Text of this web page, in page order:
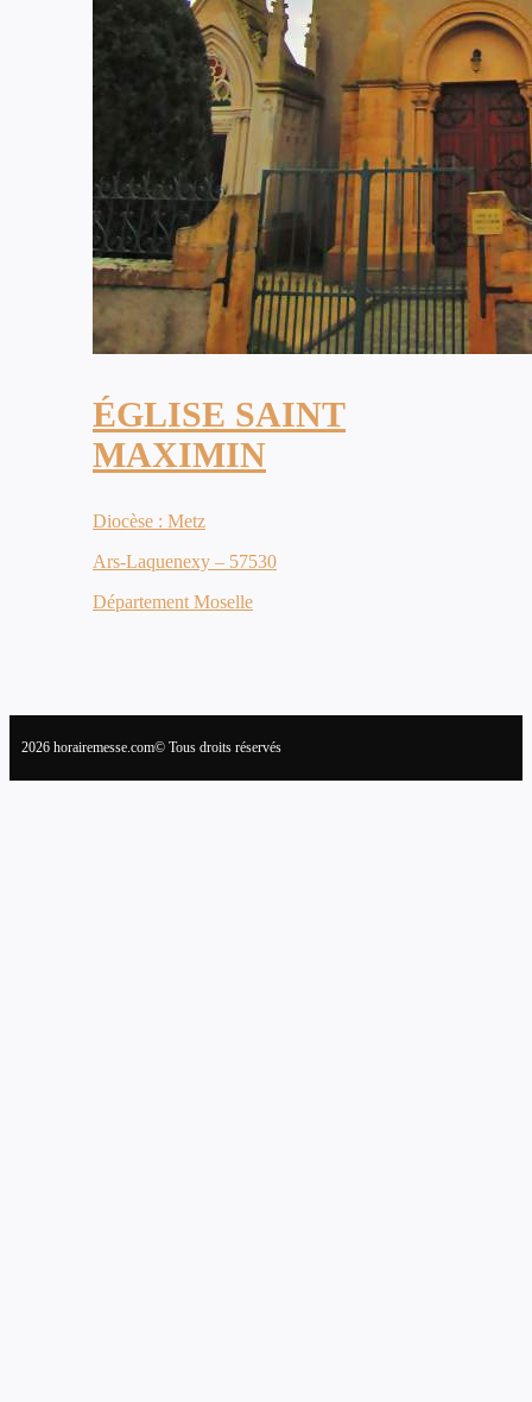
ÉGLISE SAINT
MAXIMIN
Diocèse : Metz
Ars-Laquenexy – 57530
Département Moselle
2026 horairemesse.com© Tous droits réservés